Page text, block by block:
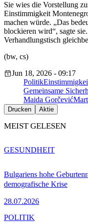
Sie wies die Vorstellung
Einstimmigkeit
machen würde. „Das
blockieren wird“, sagte
Verhandlungstisch
(bw, cs)
Jun 18, 2026 - 09:17
Politik
Gemeinsame
Maida Gorčević
Drucken Aktie
MEIST GELESEN
Bulgariens hohe
demografische Krise
28.07.2026
GESUNDHEIT
POLITIK